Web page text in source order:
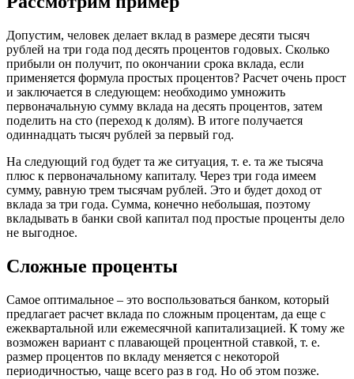
Допустим, человек делает вклад в размере десяти тысяч
рублей на три года под десять процентов годовых. Сколько
прибыли он получит, по окончании срока вклада, если
применяется формула простых процентов? Расчет очень прост
и заключается в следующем: необходимо умножить
первоначальную сумму вклада на десять процентов, затем
поделить на сто (переход к долям). В итоге получается
одиннадцать тысяч рублей за первый год.
На следующий год будет та же ситуация, т. е. та же тысяча
плюс к первоначальному капиталу. Через три года имеем
сумму, равную трем тысячам рублей. Это и будет доход от
вклада за три года. Сумма, конечно небольшая, поэтому
вкладывать в банки свой капитал под простые проценты дело
не выгодное.
Сложные проценты
Самое оптимальное – это воспользоваться банком, который
предлагает расчет вклада по сложным процентам, да еще с
ежеквартальной или ежемесячной капитализацией. К тому же
возможен вариант с плавающей процентной ставкой, т. е.
размер процентов по вкладу меняется с некоторой
периодичностью, чаще всего раз в год. Но об этом позже.